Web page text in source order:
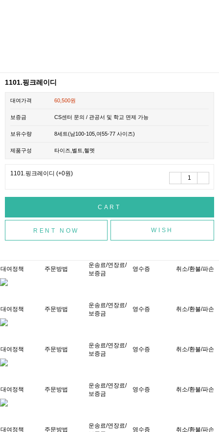
1101.핑크레이디
대여가격 60,500원
보증금 CS센터 문의 / 관공서 및 학교 면제 가능
보유수량 8세트(남100-105,여55-77 사이즈)
제품구성 타이즈,벨트,헬멧
1101.핑크레이디 (+0원)
WISH
대여정책 주문방법
운송료/연장료/
보증금
영수증 취소/환불/파손
대여정책 주문방법
운송료/연장료/
보증금
영수증 취소/환불/파손
대여정책 주문방법
운송료/연장료/
보증금
영수증 취소/환불/파손
대여정책 주문방법
운송료/연장료/
보증금
영수증 취소/환불/파손
대여정책 주문방법
운송료/연장료/
영수증 취소/환불/파손